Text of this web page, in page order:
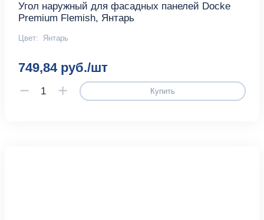
Угол наружный для фасадных панелей Docke
Premium Flemish, Янтарь
Цвет: Янтарь
749,84 руб./шт
Купить